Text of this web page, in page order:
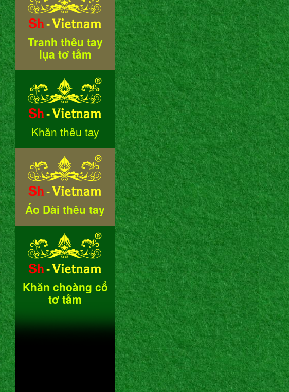
Tranh thêu tay
lụa tơ tằm
Khăn thêu tay
Áo Dài thêu tay
Khăn choàng cổ
tơ tằm